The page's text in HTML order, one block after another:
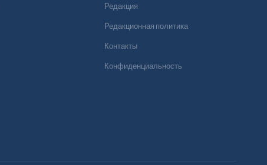
Редакция
Редакционная политика
Контакты
Конфиденциальность